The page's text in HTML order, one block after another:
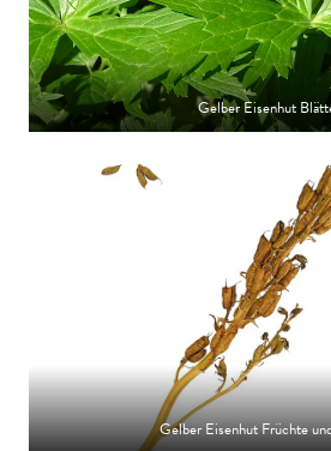
Gelber Eisenhut
Gelber Eisenhut Früchte